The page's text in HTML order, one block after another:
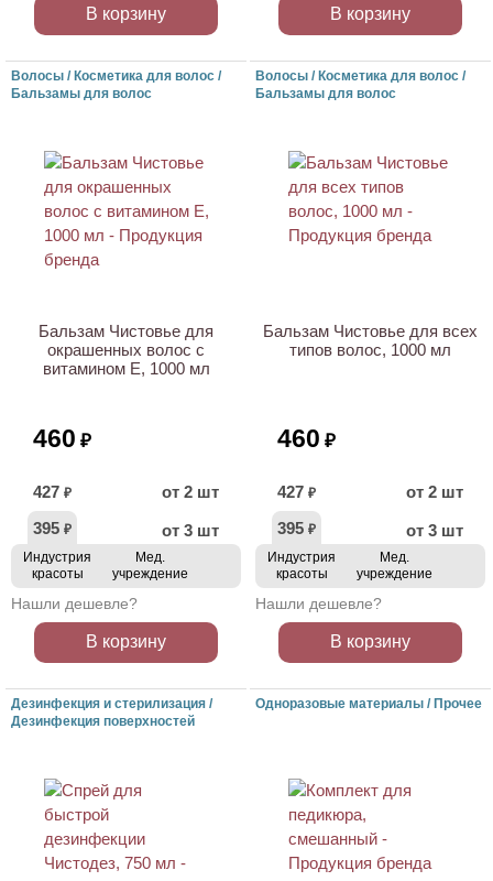
В корзину В корзину
Волосы / Косметика для волос /
Бальзамы для волос
Бальзам Чистовье для
окрашенных волос с
витамином E, 1000 мл
460 ₽
427 ₽
от 2 шт
395 ₽ от 3 шт
Индустрия
красоты
Мед.
учреждение
Нашли дешевле?
В корзину
Волосы / Косметика для волос /
Бальзамы для волос
Бальзам Чистовье для всех
типов волос, 1000 мл
460 ₽
427 ₽
от 2 шт
395 ₽ от 3 шт
Индустрия
красоты
Мед.
учреждение
Нашли дешевле?
В корзину
Дезинфекция и стерилизация /
Дезинфекция поверхностей
Одноразовые материалы / Прочее